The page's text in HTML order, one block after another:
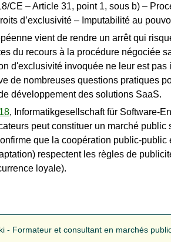
CE – Article 31, point 1, sous b) –
d’exclusivité – Imputabilité au
vient de rendre un arrêt qui
du recours à la procédure négociée
d'exclusivité invoquée ne leur est
de nombreuses questions pratiques
développement des solutions SaaS.
, Informatikgesellschaft für Software-
peut constituer un marché
que la coopération public-
respectent les règles de
loyale).
- Formateur et consultant en marchés